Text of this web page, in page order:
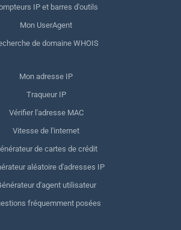
IP et barres d'outils
Mon UserAgent
de domaine WHOIS
Mon adresse IP
Traqueur IP
Vérifier l'adresse MAC
Vitesse de l'internet
de cartes de crédit
aléatoire d'adresses IP
d'agent utilisateur
fréquemment posées